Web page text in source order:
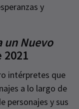
y
un Nuevo
intérpretes que
a lo largo de
personajes y sus